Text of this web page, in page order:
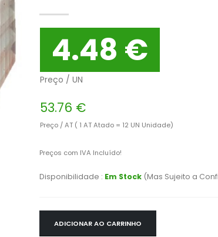
4.48 €
Preço / UN
53.76 €
Preço / AT ( 1 AT Atado = 12 UN Unidade)
Preços com IVA Incluído!
Disponibilidade : Em Stock (Mas Sujeito a
ADICIONAR AO CARRINHO